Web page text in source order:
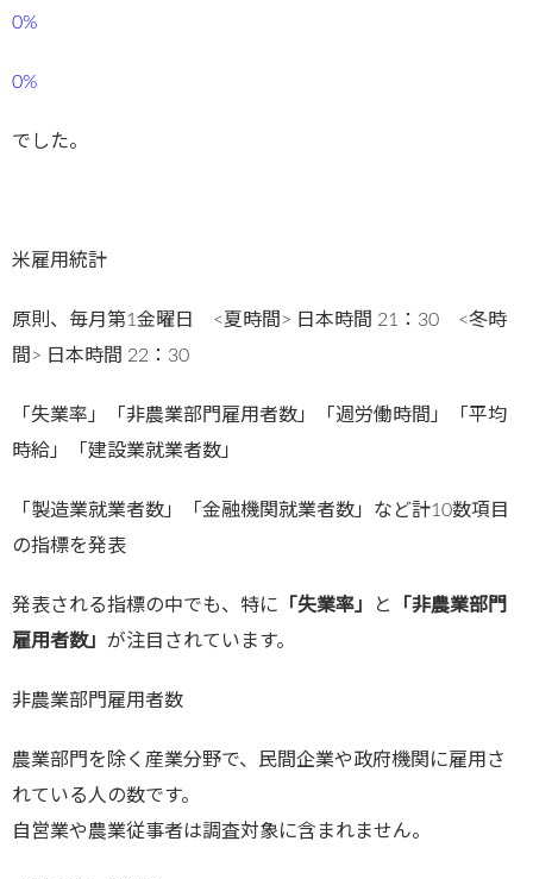
0%
0%
でした。
米雇用統計
原則、毎月第1金曜日 <夏時間> 日本時間 21：30 <冬時
間> 日本時間 22：30
「失業率」「非農業部門雇用者数」「週労働時間」「平均
時給」「建設業就業者数」
「製造業就業者数」「金融機関就業者数」など計10数項目
の指標を発表
発表される指標の中でも、特に 「失業率」 と
「非農業部門
雇用者数」 が注目されています。
非農業部門雇用者数
農業部門を除く産業分野で、民間企業や政府機関に雇用さ
れている人の数です。
自営業や農業従事者は調査対象に含まれません。